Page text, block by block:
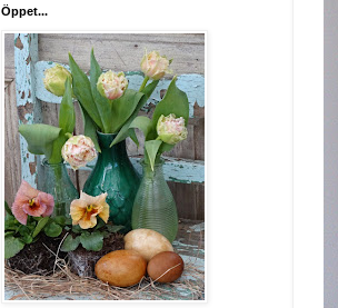
Öppet...